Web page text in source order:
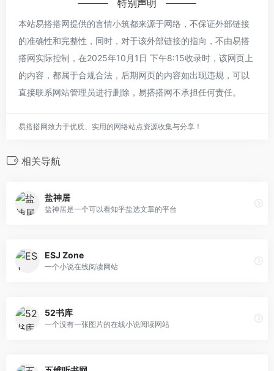
特别声明
本站易搭搭网提供的言情小筑都来源于网络，不保证外部链接
的准确性和完整性，同时，对于该外部链接的指向，不由易搭
搭网实际控制，在2025年10月1日 下午8:15收录时，该网页上
的内容，都属于合规合法，后期网页的内容如出现违规，可以
直接联系网站管理员进行删除，易搭搭网不承担任何责任。
易搭搭网致力于优质、实用的网络站点资源收集与分享！
相关导航
盐神居
盐神居是一个可以看知乎盐选文章的平台
ESJ Zone
一个小说在线阅读网站
52书库
一个没有一张图片的在线小说阅读网站